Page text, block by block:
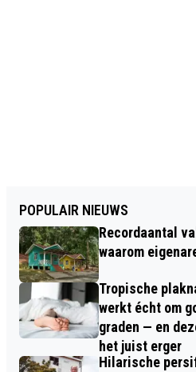
POPULAIR NIEUWS
Recordaantal
waarom
Tropische
werkt écht om
graden — en
het juist erger
Hilarische